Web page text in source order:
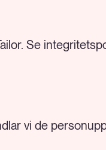
Se
vi de